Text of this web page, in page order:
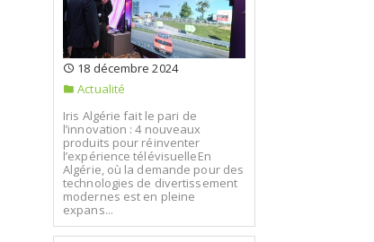
18 décembre 2024
Actualité
Iris Algérie fait le pari de
l’innovation : 4 nouveaux
produits pour réinventer
l’expérience télévisuelleEn
Algérie, où la demande pour des
technologies de divertissement
modernes est en pleine
expans...